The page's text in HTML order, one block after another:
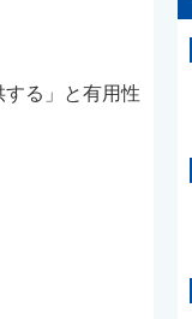
る」と有用性